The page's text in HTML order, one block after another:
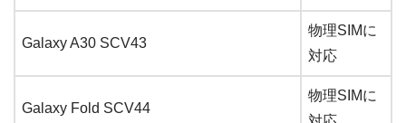
Galaxy A30 SCV43
物理SIMに
対応
Galaxy Fold SCV44
物理SIMに